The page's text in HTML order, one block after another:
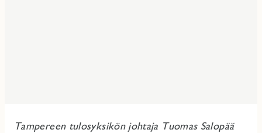
Tampereen tulosyksikön johtaja Tuomas Salopää